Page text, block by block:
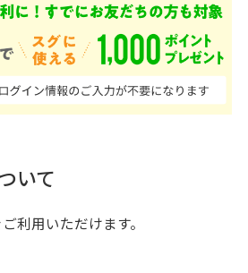
いて
利用いただけます。